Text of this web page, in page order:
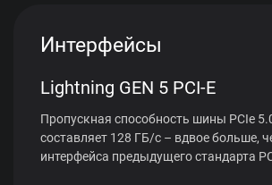
Интерфейсы
Lightning GEN 5 PCI-E
Пропускная способность шины PCIe
составляет 128 ГБ/с – вдвое больше,
интерфейса предыдущего стандарта